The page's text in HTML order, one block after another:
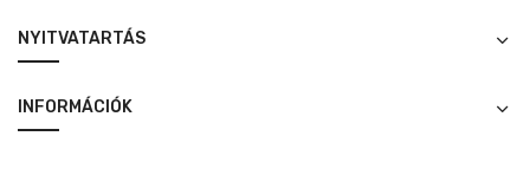
NYITVATARTÁS
INFORMÁCIÓK